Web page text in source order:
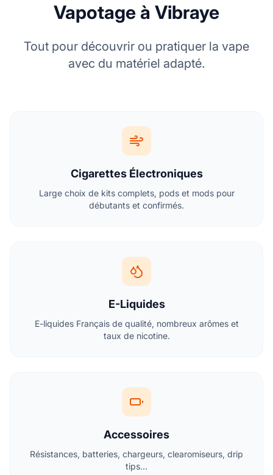
Vapotage à Vibraye
Tout pour découvrir ou pratiquer la vape
avec du matériel adapté.
Cigarettes Électroniques
Large choix de kits complets, pods et mods pour
débutants et confirmés.
E-Liquides
E-liquides Français de qualité, nombreux arômes et
taux de nicotine.
Accessoires
Résistances, batteries, chargeurs, clearomiseurs, drip
tips...